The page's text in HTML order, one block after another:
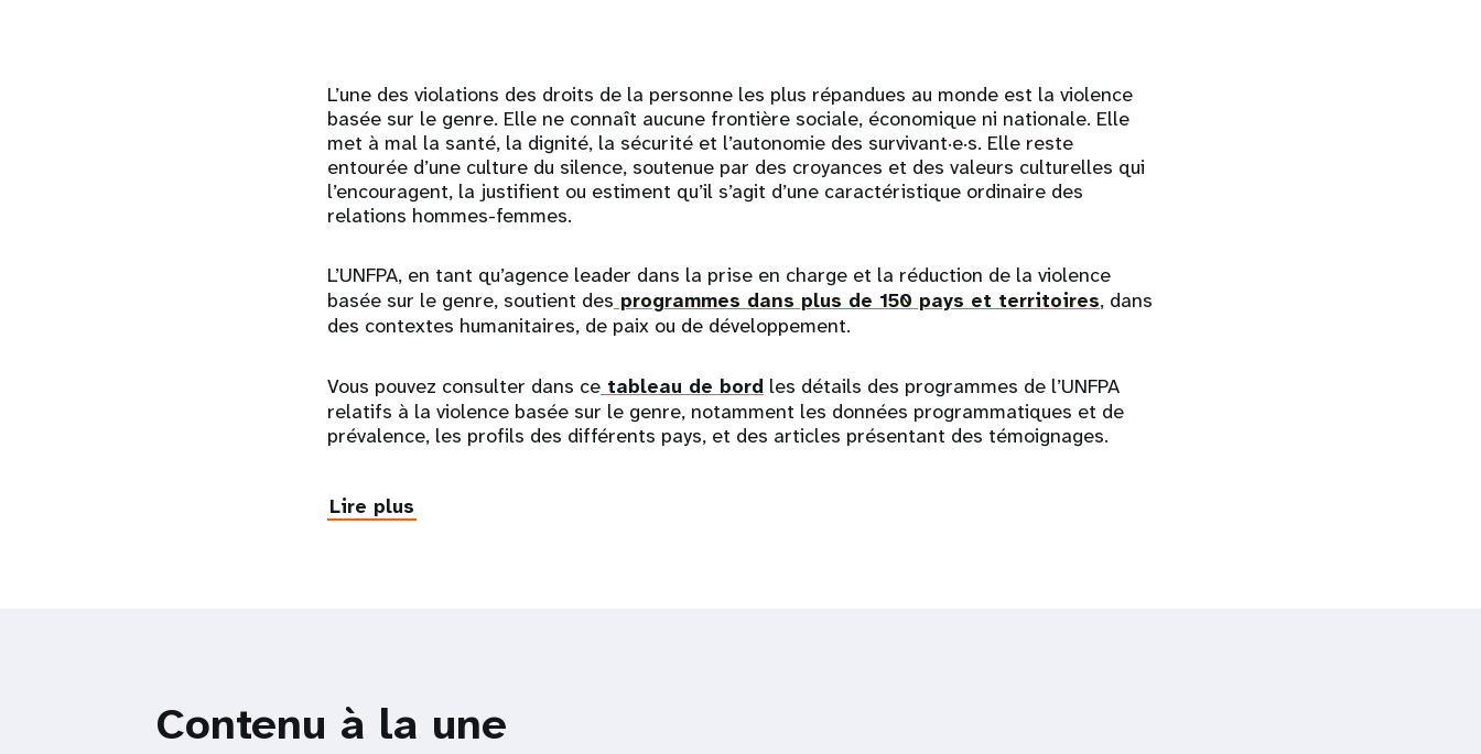
L’une des violations des droits de la personne les plus répandues au monde est la violence
basée sur le genre. Elle ne connaît aucune frontière sociale, économique ni nationale. Elle
met à mal la santé, la dignité, la sécurité et l’autonomie des survivant·e·s. Elle reste
entourée d’une culture du silence, soutenue par des croyances et des valeurs culturelles qui
l’encouragent, la justifient ou estiment qu’il s’agit d’une caractéristique ordinaire des
relations hommes-femmes.
L’UNFPA, en tant qu’agence leader dans la prise en charge et la réduction de la violence
basée sur le genre, soutient des programmes dans plus de 150 pays et territoires, dans
des contextes humanitaires, de paix ou de développement.
Vous pouvez consulter dans ce tableau de bord les détails des programmes de l’UNFPA
relatifs à la violence basée sur le genre, notamment les données programmatiques et de
prévalence, les profils des différents pays, et des articles présentant des témoignages.
Lire plus
Contenu à la une